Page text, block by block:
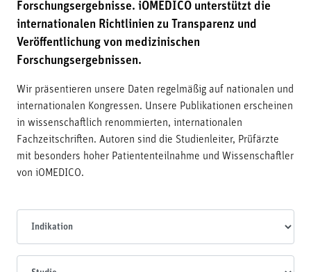
Forschungsergebnisse. iOMEDICO unterstützt die
internationalen Richtlinien zu Transparenz und
Veröffentlichung von medizinischen
Forschungsergebnissen.
Wir präsentieren unsere Daten regelmäßig auf nationalen und
internationalen Kongressen. Unsere Publikationen erscheinen
in wissenschaftlich renommierten, internationalen
Fachzeitschriften. Autoren sind die Studienleiter, Prüfärzte
mit besonders hoher Patiententeilnahme und Wissenschaftler
von iOMEDICO.